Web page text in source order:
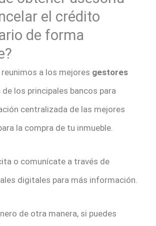
el crédito
de forma
a los mejores gestores
de los principales bancos para
centralizada de las mejores
la compra de tu inmueble.
o comunícate a través de
digitales para más información.
de otra manera, si puedes